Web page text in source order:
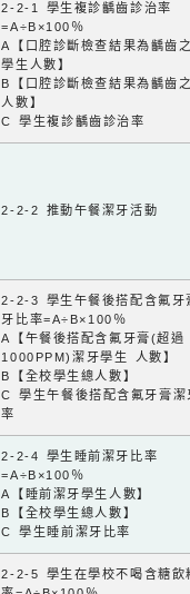
2-2-1 學生複診齲齒診治率
=A÷B×100％
A【口腔診斷檢查結果為齲齒
學生人數】
B【口腔診斷檢查結果為齲齒
人數】
C 學生複診齲齒診治率
2-2-2 推動午餐潔牙活動
2-2-3 學生午餐後搭配含氟牙
牙比率=A÷B×100％
A【午餐後搭配含氟牙膏(超過
1000PPM)潔牙學生 人數】
B【全校學生總人數】
C 學生午餐後搭配含氟牙膏潔
率
2-2-4 學生睡前潔牙比率
=A÷B×100％
A【睡前潔牙學生人數】
B【全校學生總人數】
C 學生睡前潔牙比率
2-2-5 學生在學校不喝含糖飲